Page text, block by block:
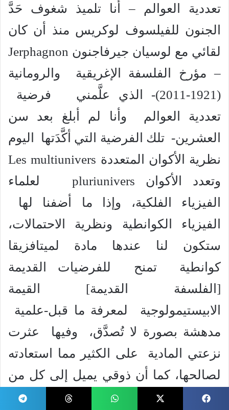
تعددية العوالم – أنا تلميذ شغوف حَدَّ
الجنون للفيلسوف لوكريس منذ أن كان
لقائي مع لوسيان جيرفاجنون Jerphagnon
– مؤرخ الفلسفة الإغريقية والرومانية
(1921-2011)- الذي علَّمني فرضية
تعددية العوالم وأنا لم أبلغ بعد سن
العشرين- تلك الفرضية التي أكَّدَتها اليوم
نظرية الأكوان المتعددة Les multiunivers
وتعدد الأكوان pluriunivers لعلماء
الفيزياء الفلكية، وإذا ما أضفنا لها
الفيزياء الكوانطية ونظرية الاحتمالات،
ستكون لنا عندها مادة لميتافزيقا
كوانطية تمنح للفرضيات القديمة
[الفلسفة القديمة] القيمة
الابيستيمولوجية لمعرفة ما قبل-علمية
مدهشة بصورة لا تُصدَّق، وفيها عثرت
نزعتي المادية على الكثير مما استعادته
لصالحها، كما أن ذوقي يميل إلى كل من
الرواقية و الأبيقورية أيضًا… لقد علمتني